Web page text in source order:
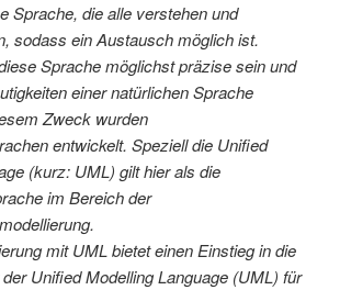
Sprache, die alle verstehen und
sodass ein Austausch möglich ist.
Sprache möglichst präzise sein und
einer natürlichen Sprache
Zweck wurden
entwickelt. Speziell die Unified
(kurz: UML) gilt hier als die
im Bereich der
mit UML bietet einen Einstieg in die
Unified Modelling Language (UML) für